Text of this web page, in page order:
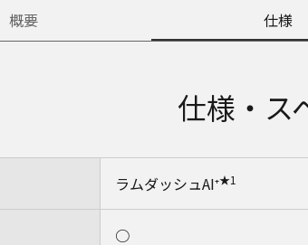
概要 仕様
仕様・ス
ラムダッシュAI⁺★1
○